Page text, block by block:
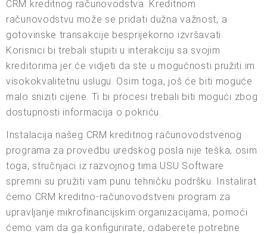
CRM kreditnog računovodstva. Kreditnom
računovodstvu može se pridati dužna važnost, a
gotovinske transakcije besprijekorno izvršavati.
Korisnici bi trebali stupiti u interakciju sa svojim
kreditorima jer će vidjeti da ste u mogućnosti pružiti im
visokokvalitetnu uslugu. Osim toga, još će biti moguće
malo sniziti cijene. Ti bi procesi trebali biti mogući zbog
dostupnosti informacija o pokriću.
Instalacija našeg CRM kreditnog računovodstvenog
programa za provedbu uredskog posla nije teška, osim
toga, stručnjaci iz razvojnog tima USU Software
spremni su pružiti vam punu tehničku podršku. Instalirat
ćemo CRM kreditno-računovodstveni program za
upravljanje mikrofinancijskim organizacijama, pomoći
ćemo vam da ga konfigurirate, odaberete potrebne